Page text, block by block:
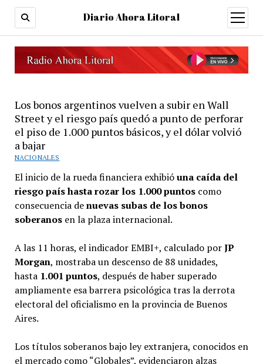
Diario Ahora Litoral
open
menu
Los bonos argentinos vuelven a subir en Wall
Street y el riesgo país quedó a punto de perforar
el piso de 1.000 puntos básicos, y el dólar volvió
a bajar
NACIONALES
El inicio de la rueda financiera exhibióuna caída del
riesgo país hasta rozar los 1.000 puntoscomo
consecuencia denuevas subas de los bonos
soberanosen la plaza internacional.
A las 11 horas, el indicador EMBI+, calculado porJP
Morgan, mostraba un descenso de 88 unidades,
hasta 1.001 puntos, después de haber superado
ampliamente esa barrera psicológica tras la derrota
electoral del oficialismo en la provincia de Buenos
Aires.
Los títulos soberanos bajo ley extranjera, conocidos en
el mercado como “Globales”, evidenciaron alzas